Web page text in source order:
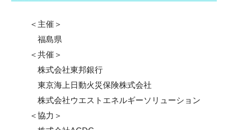
＜主催＞
福島県
＜共催＞
株式会社東邦銀行
東京海上日動火災保険株式会社
株式会社ウエストエネルギーソリューション
＜協力＞